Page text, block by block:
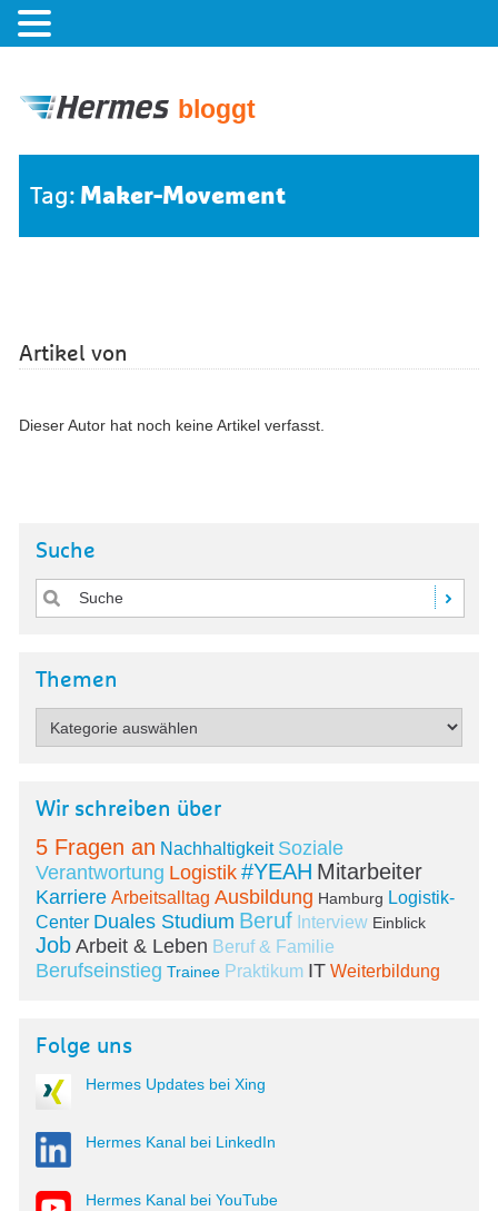
bloggt
Tag: Maker-Movement
Artikel von
Dieser Autor hat noch keine Artikel verfasst.
Suche
Themen
Wir schreiben über
5 Fragen an Nachhaltigkeit Soziale
Verantwortung Logistik #YEAH Mitarbeiter
Karriere Arbeitsalltag Ausbildung Hamburg Logistik-
Center Duales Studium Beruf Interview Einblick
Job Arbeit & Leben Beruf & Familie
Berufseinstieg Trainee Praktikum IT Weiterbildung
Folge uns
Hermes Updates bei Xing
Hermes Kanal bei LinkedIn
Hermes Kanal bei YouTube